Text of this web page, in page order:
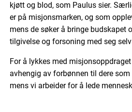
kjøtt og blod, som Paulus sier.
er på misjonsmarken, og som
mens de søker å bringe budskapet
tilgivelse og forsoning med seg
For å lykkes med
avhengig av forbønnen til dere som
mens vi arbeider for å lede